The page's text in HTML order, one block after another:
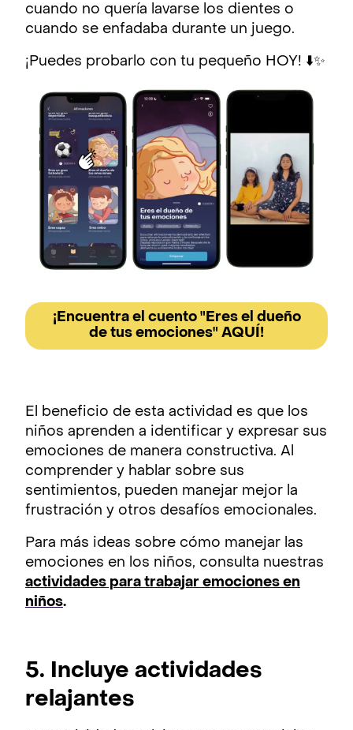
cuando no quería lavarse los dientes o
cuando se enfadaba durante un juego.
¡Puedes probarlo con tu pequeño HOY! ⬇️✨
¡Encuentra el cuento "Eres el dueño
de tus emociones" AQUÍ!
El beneficio de esta actividad es que los
niños aprenden a identificar y expresar sus
emociones de manera constructiva. Al
comprender y hablar sobre sus
sentimientos, pueden manejar mejor la
frustración y otros desafíos emocionales.
Para más ideas sobre cómo manejar las
emociones en los niños, consulta nuestras
actividades para trabajar emociones en
niños.
5. Incluye actividades
relajantes